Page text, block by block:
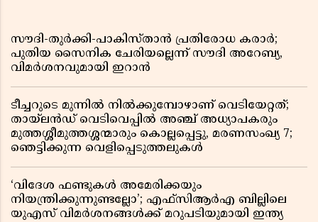
സൗദി-തുർക്കി-പാകിസ്താൻ പ്രതിരോധ കരാർ;
പുതിയ സൈനിക ചേരിയല്ലെന്ന് സൗദി അറേബ്യ,
വിമർശനവുമായി ഇറാൻ
ടീച്ചറുടെ മുന്നിൽ നിൽക്കുമ്പോഴാണ് വെടിയേറ്റത്;
തായ്‌ലൻഡ് വെടിവെപ്പിൽ അഞ്ച് അധ്യാപകരും
മുത്തശ്ശീമുത്തശ്ശന്മാരും കൊല്ലപ്പെട്ടു, മരണസംഖ്യ 7;
ഞെട്ടിക്കുന്ന വെളിപ്പെടുത്തലുകൾ
‘വിദേശ ഫണ്ടുകൾ അമേരിക്കയും
നിയന്ത്രിക്കുന്നുണ്ടല്ലോ’; എഫ്സിആർഎ ബില്ലിലെ
യുഎസ് വിമർശനങ്ങൾക്ക് മറുപടിയുമായി ഇന്ത്യ